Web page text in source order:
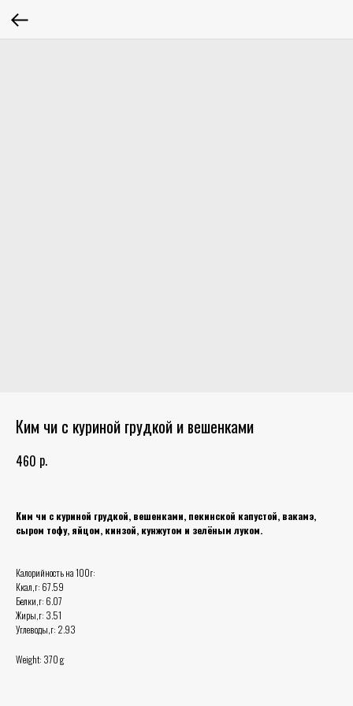
Ким чи с куриной грудкой и вешенками
460 р.
Ким чи с куриной грудкой, вешенками, пекинской капустой, вакамэ,
сыром тофу, яйцом, кинзой, кунжутом и зелёным луком.
Калорийность на 100г:
Ккал,г: 67.59
Белки,г: 6.07
Жиры,г: 3.51
Углеводы,г: 2.93
Weight: 370 g